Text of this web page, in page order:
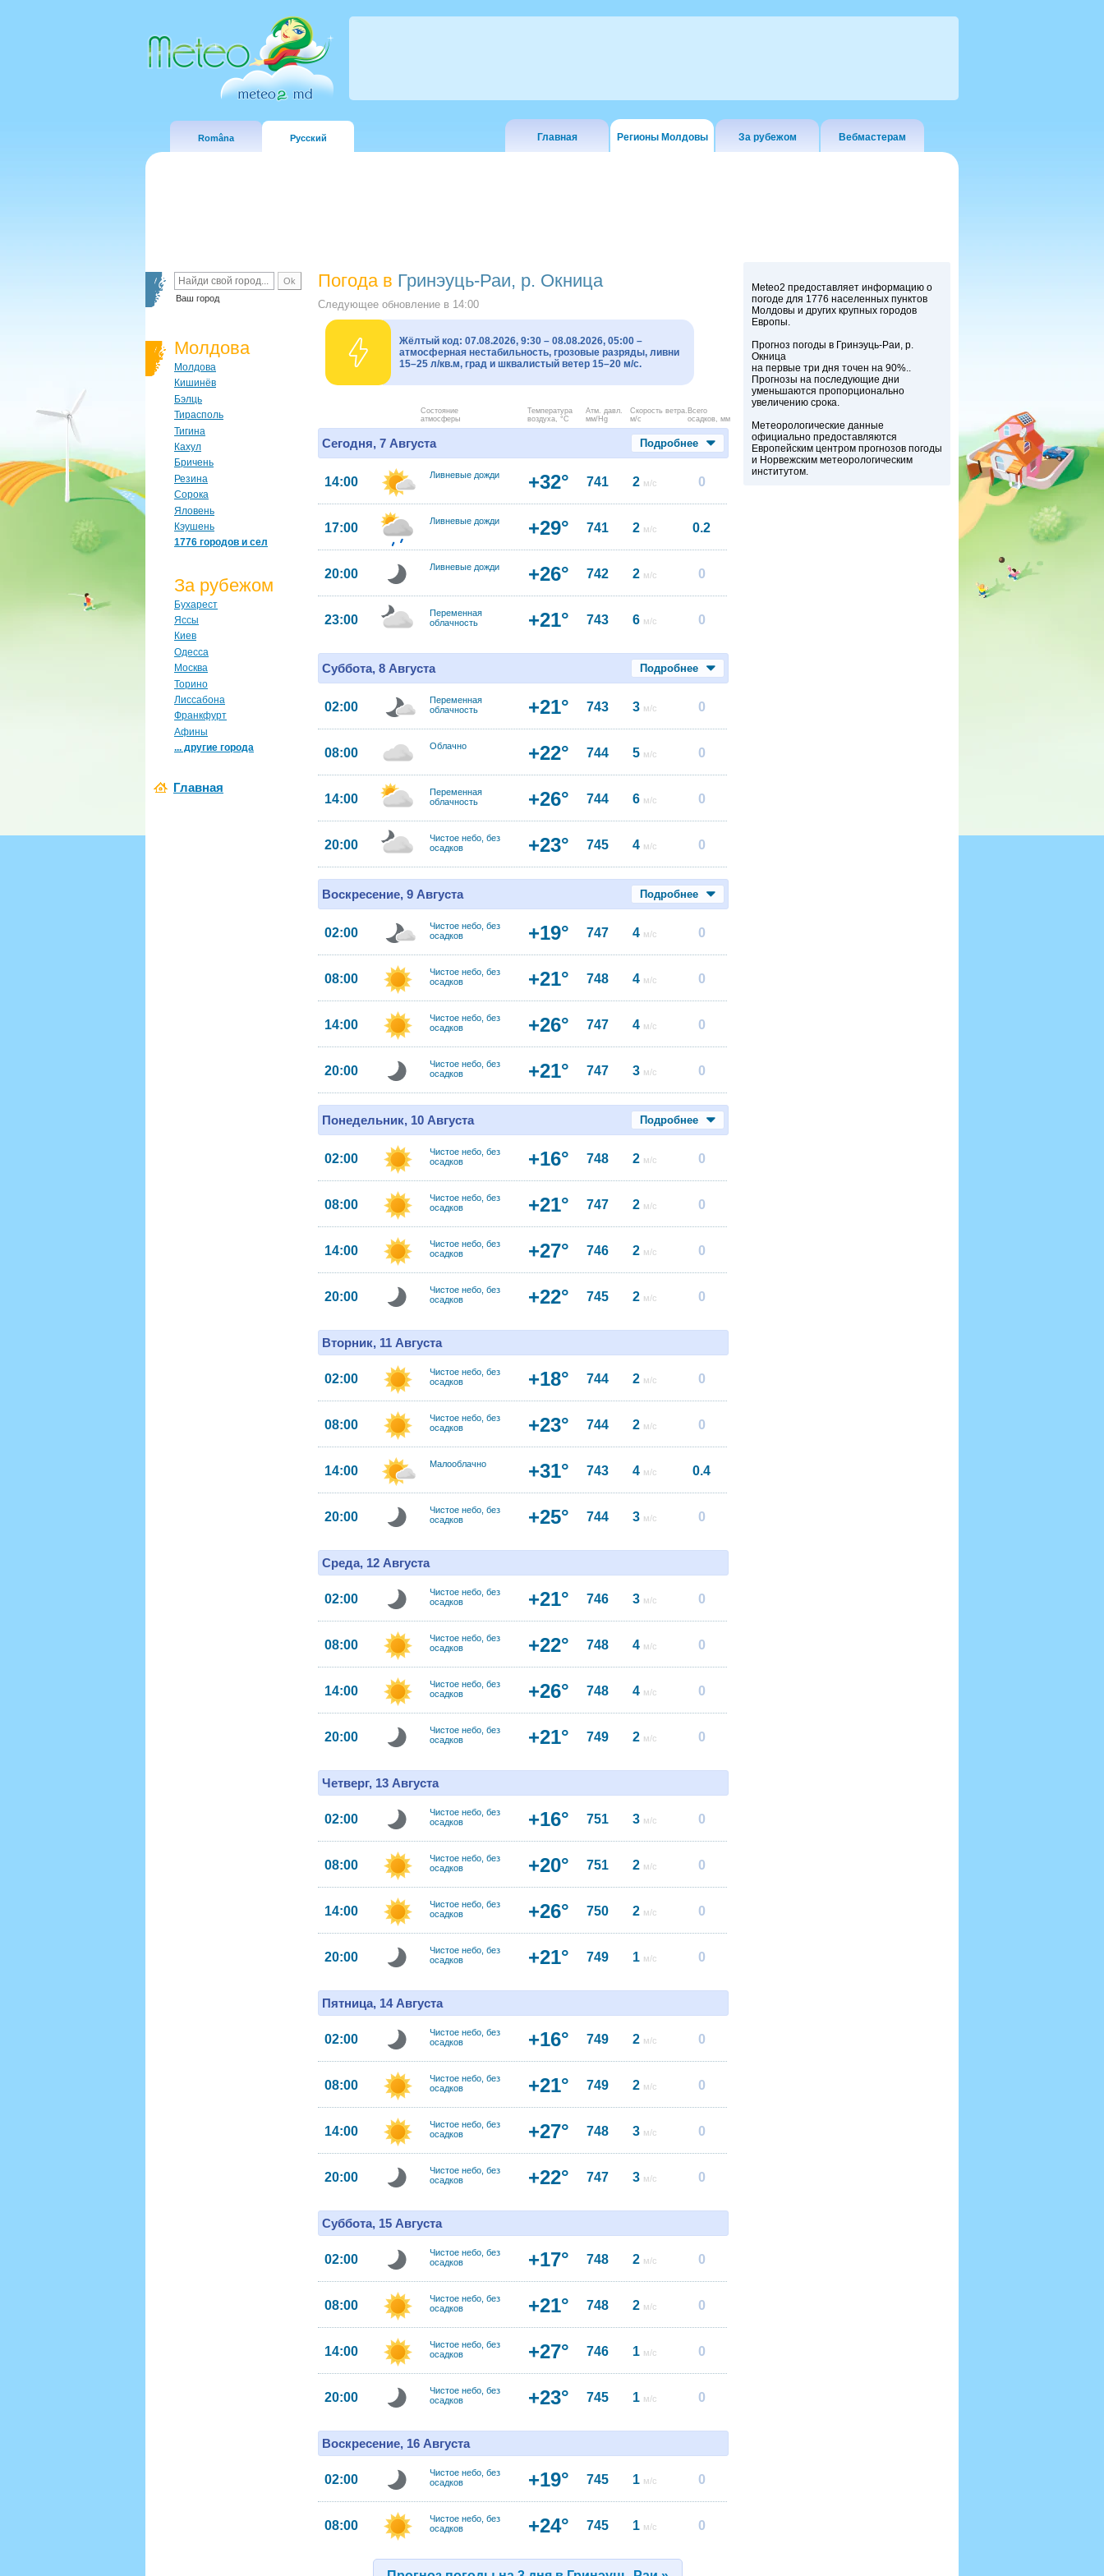
Româna Русский Главная Регионы Молдовы За рубежом Вебмастерам
Ваш город
Молдова
Молдова
Кишинёв
Бэлць
Тирасполь
Тигина
Кахул
Бричень
Резина
Сорока
Яловень
Кэушень
1776 городов и сел
За рубежом
Бухарест
Яссы
Киев
Одесса
Москва
Торино
Лиссабона
Франкфурт
Афины
... другие города
Главная
Погода в Гринэуць-Раи, р. Окница
Следующее обновление в 14:00
Жёлтый код: 07.08.2026, 9:30 – 08.08.2026, 05:00 –
атмосферная нестабильность, грозовые разряды, ливни
15–25 л/кв.м, град и шквалистый ветер 15–20 м/с.
Состояние
атмосферы
Температура
воздуха, °C
Атм. давл.
мм/Hg
Скорость ветра.
м/с
Всего
осадков, мм
Сегодня, 7 Августа Подробнее
14:00 Ливневые дожди +32° 741 2 м/с 0
17:00 Ливневые дожди +29° 741 2 м/с 0.2
20:00 Ливневые дожди +26° 742 2 м/с 0
23:00
Переменная
облачность
+21° 743 6 м/с 0
Суббота, 8 Августа Подробнее
02:00
Переменная
облачность
+21° 743 3 м/с 0
08:00 Облачно +22° 744 5 м/с 0
14:00
Переменная
облачность
+26° 744 6 м/с 0
20:00
Чистое небо, без
осадков
+23° 745 4 м/с 0
Воскресение, 9 Августа Подробнее
02:00
Чистое небо, без
осадков
+19° 747 4 м/с 0
08:00
Чистое небо, без
осадков
+21° 748 4 м/с 0
14:00
Чистое небо, без
осадков
+26° 747 4 м/с 0
20:00
Чистое небо, без
осадков
+21° 747 3 м/с 0
Понедельник, 10 Августа Подробнее
02:00
Чистое небо, без
осадков
+16° 748 2 м/с 0
08:00
Чистое небо, без
осадков
+21° 747 2 м/с 0
14:00
Чистое небо, без
осадков
+27° 746 2 м/с 0
20:00
Чистое небо, без
осадков
+22° 745 2 м/с 0
Вторник, 11 Августа
02:00
Чистое небо, без
осадков
+18° 744 2 м/с 0
08:00
Чистое небо, без
осадков
+23° 744 2 м/с 0
14:00 Малооблачно +31° 743 4 м/с 0.4
20:00
Чистое небо, без
осадков
+25° 744 3 м/с 0
Среда, 12 Августа
02:00
Чистое небо, без
осадков
+21° 746 3 м/с 0
08:00
Чистое небо, без
осадков
+22° 748 4 м/с 0
14:00
Чистое небо, без
осадков
+26° 748 4 м/с 0
20:00
Чистое небо, без
осадков
+21° 749 2 м/с 0
Четверг, 13 Августа
02:00
Чистое небо, без
осадков
+16° 751 3 м/с 0
08:00
Чистое небо, без
осадков
+20° 751 2 м/с 0
14:00
Чистое небо, без
осадков
+26° 750 2 м/с 0
20:00
Чистое небо, без
осадков
+21° 749 1 м/с 0
Пятница, 14 Августа
02:00
Чистое небо, без
осадков
+16° 749 2 м/с 0
08:00
Чистое небо, без
осадков
+21° 749 2 м/с 0
14:00
Чистое небо, без
осадков
+27° 748 3 м/с 0
20:00
Чистое небо, без
осадков
+22° 747 3 м/с 0
Суббота, 15 Августа
02:00
Чистое небо, без
осадков
+17° 748 2 м/с 0
08:00
Чистое небо, без
осадков
+21° 748 2 м/с 0
14:00
Чистое небо, без
осадков
+27° 746 1 м/с 0
20:00
Чистое небо, без
осадков
+23° 745 1 м/с 0
Воскресение, 16 Августа
02:00
Чистое небо, без
осадков
+19° 745 1 м/с 0
08:00
Чистое небо, без
осадков
+24° 745 1 м/с 0
Meteo2 предоставляет информацию о
погоде для 1776 населенных пунктов
Молдовы и других крупных городов
Европы.
Прогноз погоды в Гринэуць-Раи, р.
Окница
на первые три дня точен на 90%..
Прогнозы на последующие дни
уменьшаются пропорционально
увеличению срока.
Метеорологические данные
официально предоставляются
Европейским центром прогнозов погоды
и Норвежским метеорологическим
институтом.